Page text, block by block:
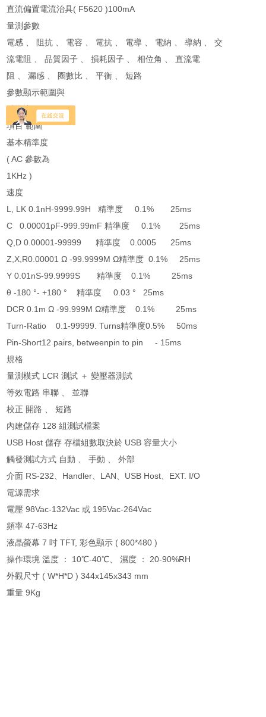
直流偏置電流治具( F5620 )100mA
量測參數
電感 、 阻抗 、 電容 、 電抗 、 電導 、 電納 、 導納 、 交
流電阻 、 品質因子 、 損耗因子 、 相位角 、 直流電
阻 、 漏感 、 圈數比 、 平衡 、 短路
參數顯示範圍與
精準度
項目 範圍
基本精準度
( AC 參數為
1KHz )
速度
L, LK 0.1nH-9999.99H 精準度 0.1% 25ms
C 0.00001pF-999.99mF 精準度 0.1% 25ms
Q,D 0.00001-99999 精準度 0.0005 25ms
Z,X,R0.00001 Ω -99.9999M Ω精準度 0.1% 25ms
Y 0.01nS-99.9999S 精準度 0.1% 25ms
θ -180 °- +180 ° 精準度 0.03 ° 25ms
DCR 0.1m Ω -99.999M Ω精準度 0.1% 25ms
Turn-Ratio 0.1-99999. Turns精準度0.5% 50ms
Pin-Short12 pairs, betweenpin to pin - 15ms
規格
量測模式 LCR 測試 ＋ 變壓器測試
等效電路 串聯 、 並聯
校正 開路 、 短路
內建儲存 128 組測試檔案
USB Host 儲存 存檔組數取決於 USB 容量大小
觸發測試方式 自動 、 手動 、 外部
介面 RS-232、Handler、LAN、USB Host、EXT. I/O
電源需求
電壓 98Vac-132Vac 或 195Vac-264Vac
頻率 47-63Hz
液晶螢幕 7 吋 TFT, 彩色顯示 ( 800*480 )
操作環境 溫度 ： 10℃-40℃、 濕度 ： 20-90%RH
外觀尺寸 ( W*H*D ) 344x145x343 mm
重量 9Kg